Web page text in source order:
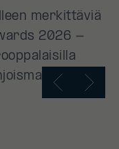
merkittäviä
2026 -